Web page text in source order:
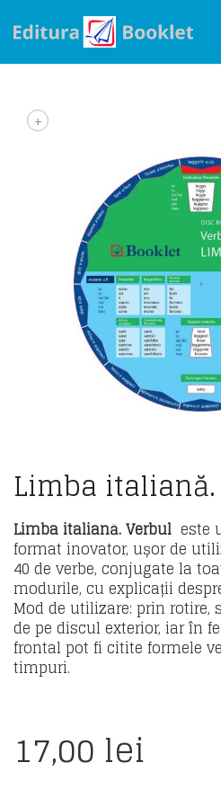
+
Limba
Limba italiană. Verbul este
format inovator, ușor de
40 de verbe, conjugate la
modurile, cu explicații
Mod de utilizare: prin rotire,
de pe discul exterior, iar în
frontal pot fi citite formele
timpuri.
17,00 lei